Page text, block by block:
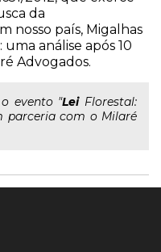
da
nosso país, Migalhas
análise após 10
Advogados.
o evento "LeiFlorestal:
parceria com o Milaré